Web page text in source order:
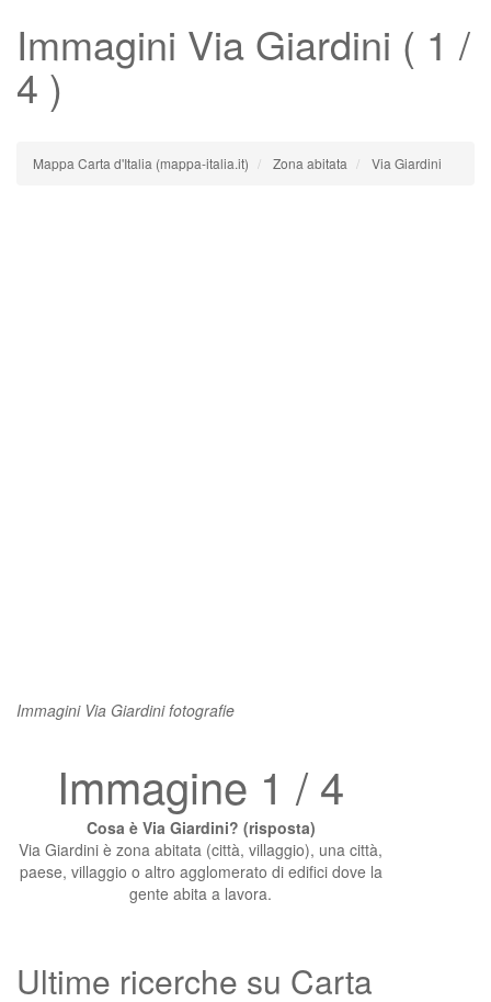
Immagini Via Giardini ( 1 /
4 )
Mappa Carta d'Italia (mappa-italia.it) Zona abitata Via Giardini
Immagini Via Giardini fotografie
Immagine 1 / 4
Cosa è Via Giardini? (risposta)
Via Giardini è zona abitata (città, villaggio), una città,
paese, villaggio o altro agglomerato di edifici dove la
gente abita a lavora.
Ultime ricerche su Carta